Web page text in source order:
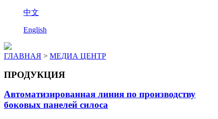
中文
English
ГЛАВНАЯ > МЕДИА ЦЕНТР
ПРОДУКЦИЯ
Автоматизированная линия по производству
боковых панелей силоса